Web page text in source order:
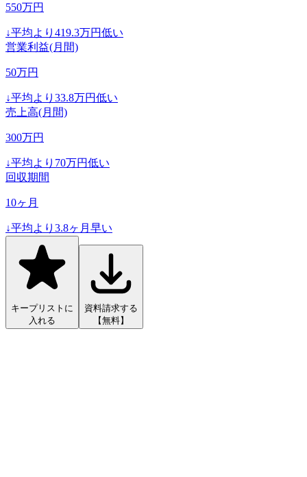
550万円
↓平均より 419.3万円低い
営業利益(月間)
50万円
↓平均より 33.8万円低い
売上高(月間)
300万円
↓平均より 70万円低い
回収期間
10ヶ月
↓平均より 3.8ヶ月早い
キープリストに
入れる
資料請求する
【無料】